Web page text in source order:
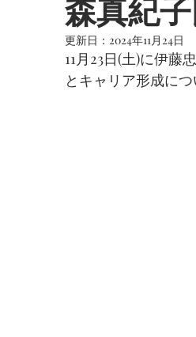
森真紀
更新日： 2024年11月24日
11月23日(土)に伊
とキャリア形成に